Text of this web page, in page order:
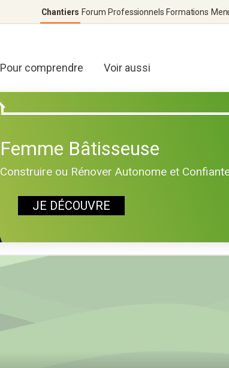
Chantiers Forum Professionnels Formations
Pour comprendre Voir aussi
Femme Bâtisseuse
Construire ou Rénover Autonome et
JE DÉCOUVRE